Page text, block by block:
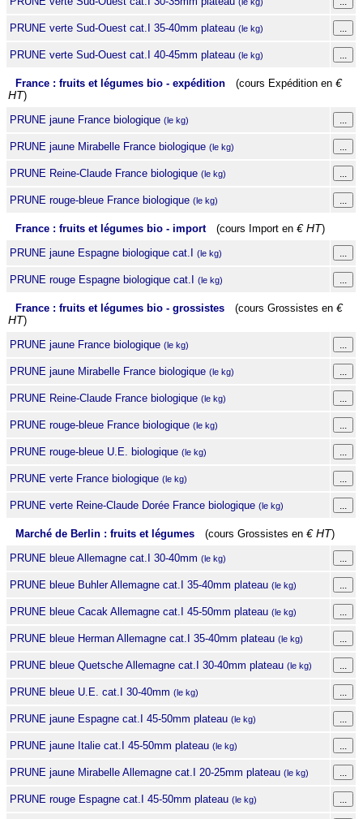
(le kg)
PRUNE verte Sud-Ouest cat.I 35-40mm plateau (le kg)
PRUNE verte Sud-Ouest cat.I 40-45mm plateau (le kg)
France : fruits et légumes bio - expédition (cours Expédition en €
HT)
PRUNE jaune France biologique (le kg)
PRUNE jaune Mirabelle France biologique (le kg)
PRUNE Reine-Claude France biologique (le kg)
PRUNE rouge-bleue France biologique (le kg)
France : fruits et légumes bio - import (cours Import en € HT)
PRUNE jaune Espagne biologique cat.I
(le kg)
PRUNE rouge Espagne biologique cat.I (le kg)
France : fruits et légumes bio - grossistes (cours Grossistes en €
HT)
PRUNE jaune France biologique (le kg)
PRUNE jaune Mirabelle France biologique (le kg)
PRUNE Reine-Claude France biologique (le kg)
PRUNE rouge-bleue France biologique (le kg)
PRUNE rouge-bleue U.E. biologique (le kg)
PRUNE verte France biologique (le kg)
PRUNE verte Reine-Claude Dorée France biologique (le kg)
Marché de Berlin : fruits et légumes (cours Grossistes en € HT)
PRUNE bleue Allemagne cat.I 30-40mm (le kg)
PRUNE bleue Buhler Allemagne cat.I 35-40mm plateau (le kg)
PRUNE bleue Cacak Allemagne cat.I 45-50mm plateau (le kg)
PRUNE bleue Herman Allemagne cat.I 35-40mm plateau (le kg)
PRUNE bleue Quetsche Allemagne cat.I 30-40mm plateau (le kg)
PRUNE bleue U.E. cat.I 30-40mm (le kg)
PRUNE jaune Espagne cat.I 45-50mm plateau (le kg)
PRUNE jaune Italie cat.I 45-50mm plateau (le kg)
PRUNE jaune Mirabelle Allemagne cat.I 20-25mm plateau (le kg)
PRUNE rouge Espagne cat.I 45-50mm plateau (le kg)